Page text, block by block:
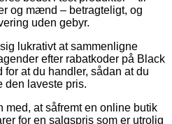
og mænd – betragteligt, og
uden gebyr.
lukrativt at sammenligne
efter rabatkoder på Black
for at du handler, sådan at du
den laveste pris.
at såfremt en online butik
for en salgspris som er utrolig